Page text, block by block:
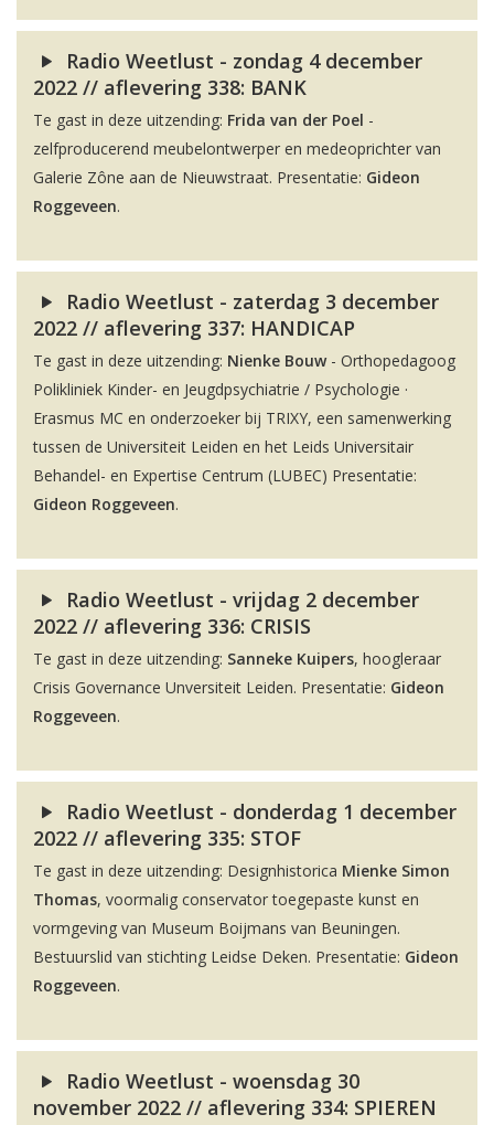
Radio Weetlust - zondag 4 december
2022 // aflevering 338: BANK
Te gast in deze uitzending: Frida van der Poel -
zelfproducerend meubelontwerper en medeoprichter van
Galerie Zône aan de Nieuwstraat. Presentatie: Gideon
Roggeveen.
Radio Weetlust - zaterdag 3 december
2022 // aflevering 337: HANDICAP
Te gast in deze uitzending: Nienke Bouw- Orthopedagoog
Polikliniek Kinder- en Jeugdpsychiatrie / Psychologie ·
Erasmus MC en onderzoeker bij TRIXY, een samenwerking
tussen de Universiteit Leiden en het Leids Universitair
Behandel- en Expertise Centrum (LUBEC) Presentatie:
Gideon Roggeveen.
Radio Weetlust - vrijdag 2 december
2022 // aflevering 336: CRISIS
Te gast in deze uitzending: Sanneke Kuipers, hoogleraar
Crisis Governance Unversiteit Leiden. Presentatie: Gideon
Roggeveen.
Radio Weetlust - donderdag 1 december
2022 // aflevering 335: STOF
Te gast in deze uitzending: Designhistorica Mienke Simon
Thomas, voormalig conservator toegepaste kunst en
vormgeving van Museum Boijmans van Beuningen.
Bestuurslid van stichting Leidse Deken. Presentatie: Gideon
Roggeveen.
Radio Weetlust - woensdag 30
november 2022 // aflevering 334: SPIEREN